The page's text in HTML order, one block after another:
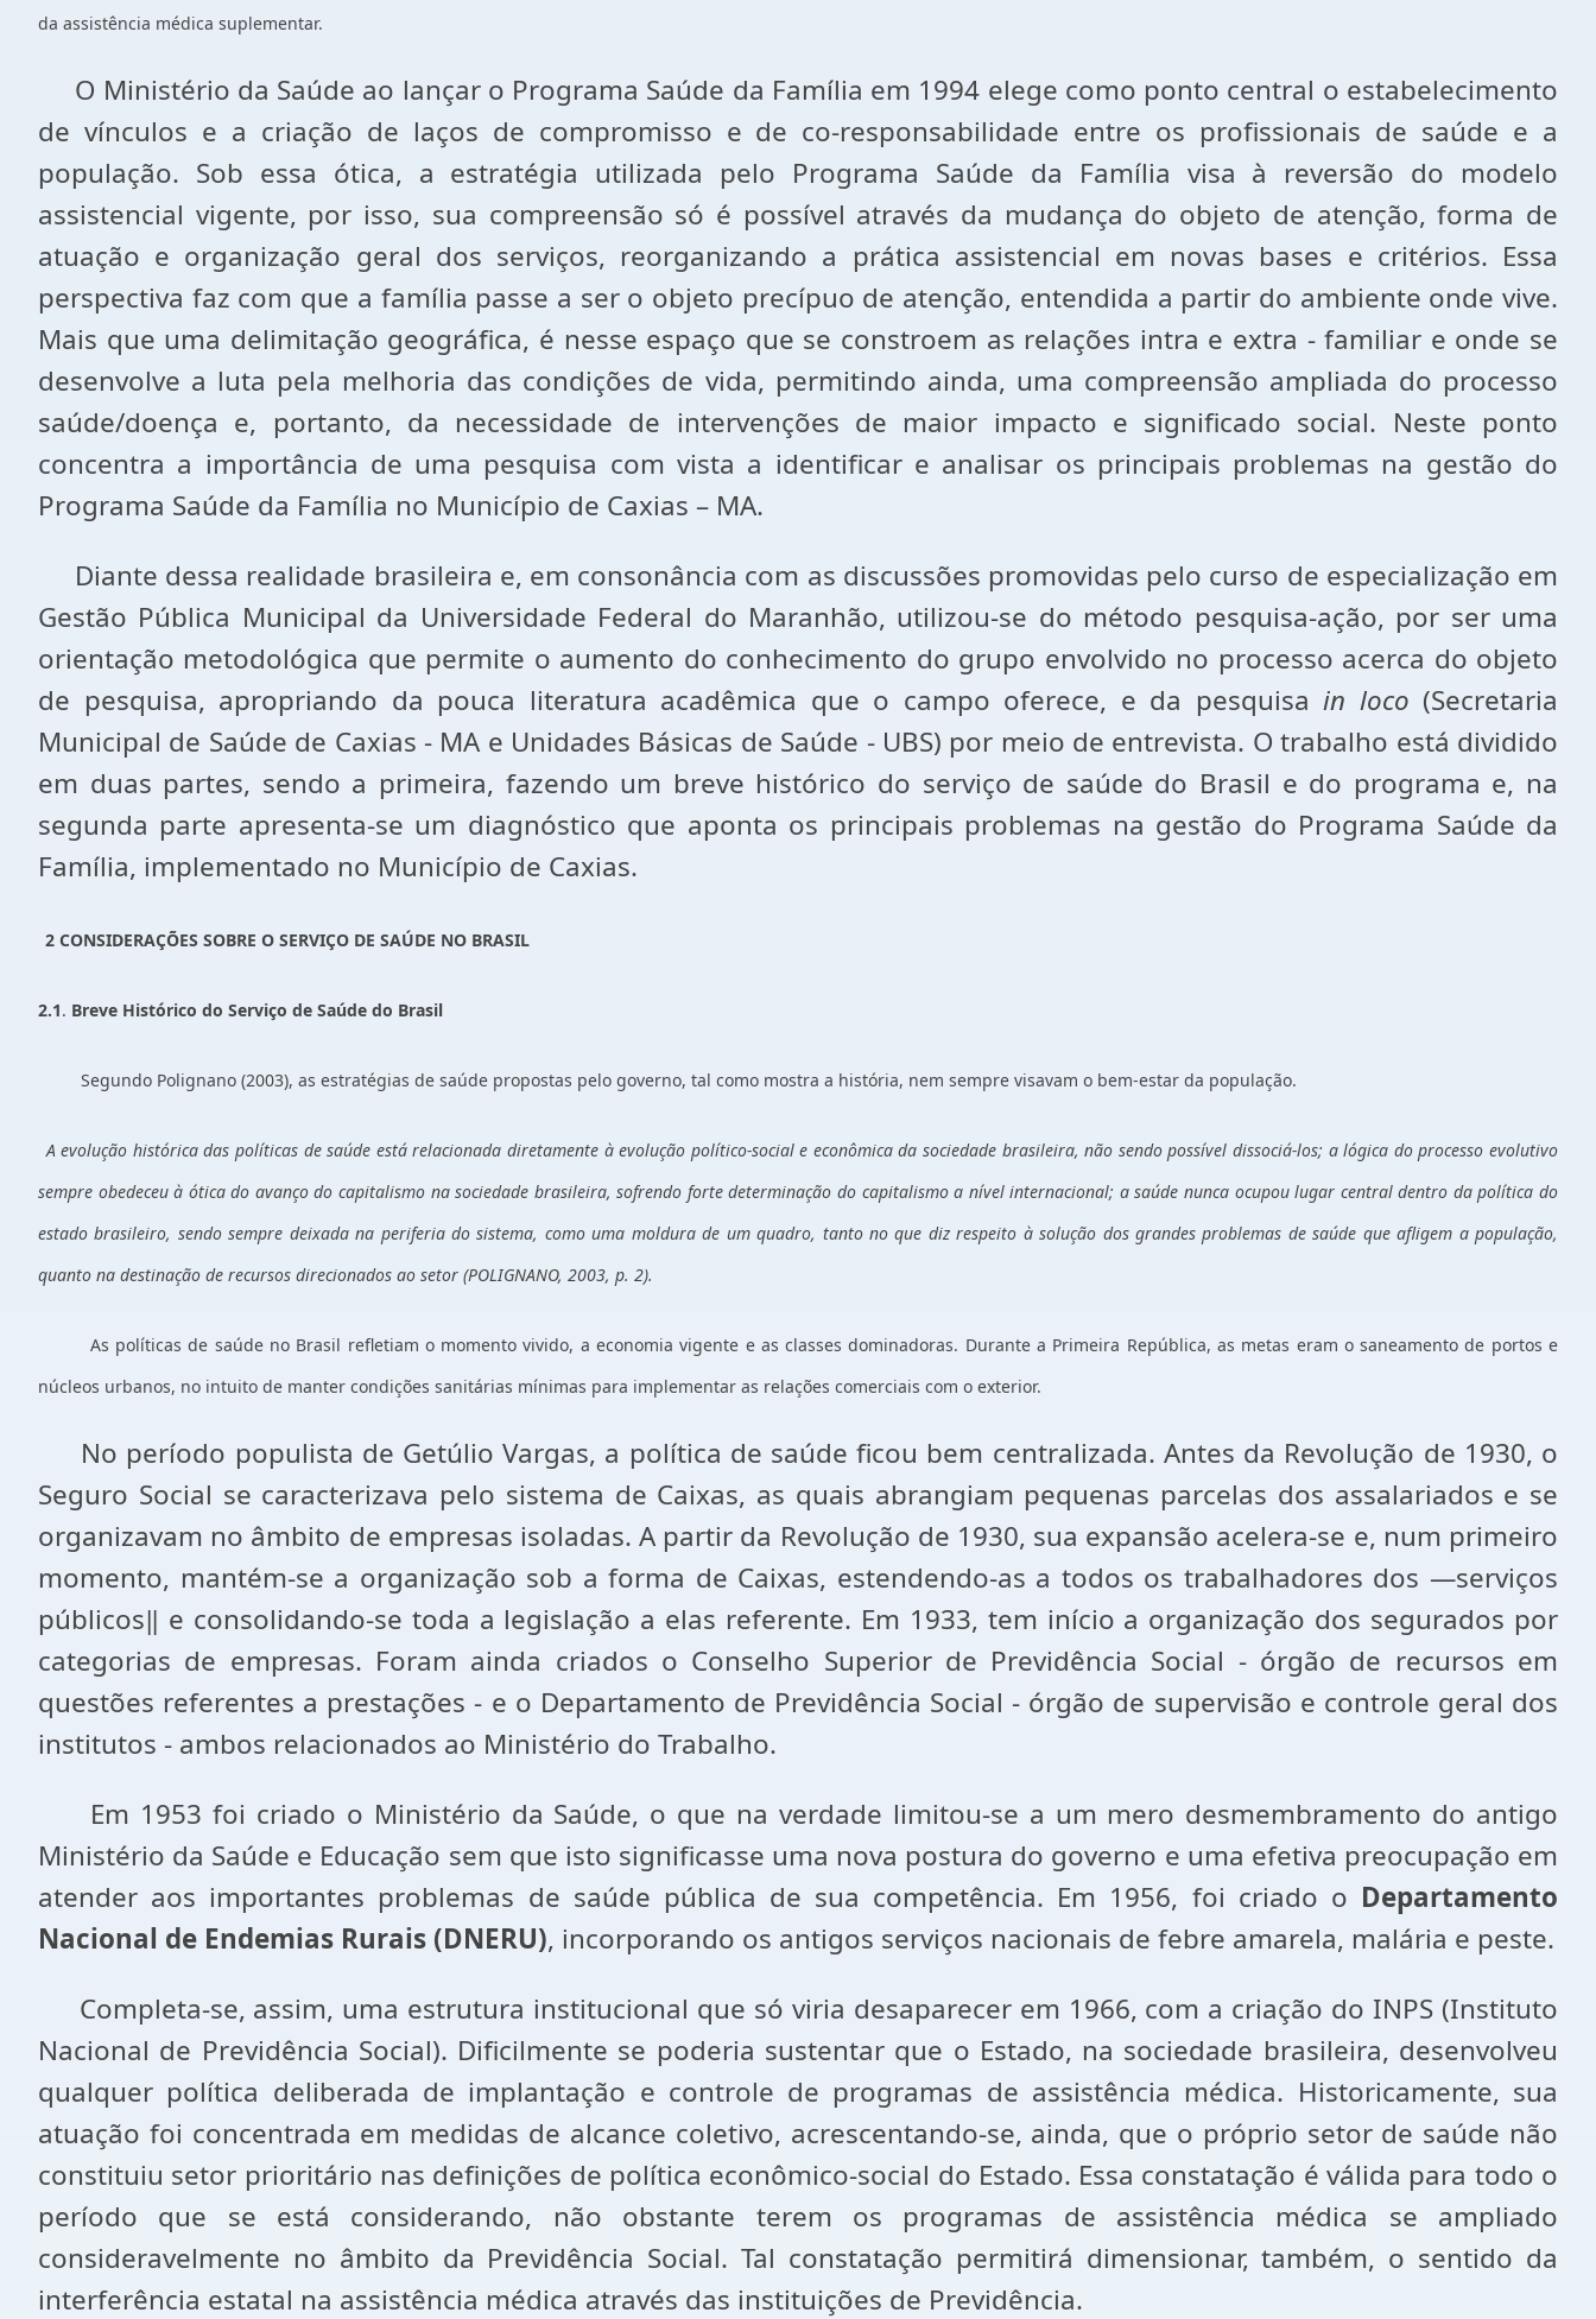
da assistência médica suplementar.
O Ministério da Saúde ao lançar o Programa Saúde da Família em 1994 elege como ponto central o estabelecimento
de vínculos e a criação de laços de compromisso e de co-responsabilidade entre os profissionais de saúde e a
população. Sob essa ótica, a estratégia utilizada pelo Programa Saúde da Família visa à reversão do modelo
assistencial vigente, por isso, sua compreensão só é possível através da mudança do objeto de atenção, forma de
atuação e organização geral dos serviços, reorganizando a prática assistencial em novas bases e critérios. Essa
perspectiva faz com que a família passe a ser o objeto precípuo de atenção, entendida a partir do ambiente onde vive.
Mais que uma delimitação geográfica, é nesse espaço que se constroem as relações intra e extra - familiar e onde se
desenvolve a luta pela melhoria das condições de vida, permitindo ainda, uma compreensão ampliada do processo
saúde/doença e, portanto, da necessidade de intervenções de maior impacto e significado social. Neste ponto
concentra a importância de uma pesquisa com vista a identificar e analisar os principais problemas na gestão do
Programa Saúde da Família no Município de Caxias – MA.
Diante dessa realidade brasileira e, em consonância com as discussões promovidas pelo curso de especialização em
Gestão Pública Municipal da Universidade Federal do Maranhão, utilizou-se do método pesquisa-ação, por ser uma
orientação metodológica que permite o aumento do conhecimento do grupo envolvido no processo acerca do objeto
de pesquisa, apropriando da pouca literatura acadêmica que o campo oferece, e da pesquisa in loco (Secretaria
Municipal de Saúde de Caxias - MA e Unidades Básicas de Saúde - UBS) por meio de entrevista. O trabalho está dividido
em duas partes, sendo a primeira, fazendo um breve histórico do serviço de saúde do Brasil e do programa e, na
segunda parte apresenta-se um diagnóstico que aponta os principais problemas na gestão do Programa Saúde da
Família, implementado no Município de Caxias.
2 CONSIDERAÇÕES SOBRE O SERVIÇO DE SAÚDE NO BRASIL
2.1. Breve Histórico do Serviço de Saúde do Brasil
Segundo Polignano (2003), as estratégias de saúde propostas pelo governo, tal como mostra a história, nem sempre visavam o bem-estar da população.
A evolução histórica das políticas de saúde está relacionada diretamente à evolução político-social e econômica da sociedade brasileira, não sendo possível dissociá-los; a lógica do processo evolutivo
sempre obedeceu à ótica do avanço do capitalismo na sociedade brasileira, sofrendo forte determinação do capitalismo a nível internacional; a saúde nunca ocupou lugar central dentro da política do
estado brasileiro, sendo sempre deixada na periferia do sistema, como uma moldura de um quadro, tanto no que diz respeito à solução dos grandes problemas de saúde que afligem a população,
quanto na destinação de recursos direcionados ao setor (POLIGNANO, 2003, p. 2).
As políticas de saúde no Brasil refletiam o momento vivido, a economia vigente e as classes dominadoras. Durante a Primeira República, as metas eram o saneamento de portos e
núcleos urbanos, no intuito de manter condições sanitárias mínimas para implementar as relações comerciais com o exterior.
No período populista de Getúlio Vargas, a política de saúde ficou bem centralizada. Antes da Revolução de 1930, o
Seguro Social se caracterizava pelo sistema de Caixas, as quais abrangiam pequenas parcelas dos assalariados e se
organizavam no âmbito de empresas isoladas. A partir da Revolução de 1930, sua expansão acelera-se e, num primeiro
momento, mantém-se a organização sob a forma de Caixas, estendendo-as a todos os trabalhadores dos ―serviços
públicos‖ e consolidando-se toda a legislação a elas referente. Em 1933, tem início a organização dos segurados por
categorias de empresas. Foram ainda criados o Conselho Superior de Previdência Social - órgão de recursos em
questões referentes a prestações - e o Departamento de Previdência Social - órgão de supervisão e controle geral dos
institutos - ambos relacionados ao Ministério do Trabalho.
Em 1953 foi criado o Ministério da Saúde, o que na verdade limitou-se a um mero desmembramento do antigo
Ministério da Saúde e Educação sem que isto significasse uma nova postura do governo e uma efetiva preocupação em
atender aos importantes problemas de saúde pública de sua competência. Em 1956, foi criado o Departamento
Nacional de Endemias Rurais (DNERU), incorporando os antigos serviços nacionais de febre amarela, malária e peste.
Completa-se, assim, uma estrutura institucional que só viria desaparecer em 1966, com a criação do INPS (Instituto
Nacional de Previdência Social). Dificilmente se poderia sustentar que o Estado, na sociedade brasileira, desenvolveu
qualquer política deliberada de implantação e controle de programas de assistência médica. Historicamente, sua
atuação foi concentrada em medidas de alcance coletivo, acrescentando-se, ainda, que o próprio setor de saúde não
constituiu setor prioritário nas definições de política econômico-social do Estado. Essa constatação é válida para todo o
período que se está considerando, não obstante terem os programas de assistência médica se ampliado
consideravelmente no âmbito da Previdência Social. Tal constatação permitirá dimensionar, também, o sentido da
interferência estatal na assistência médica através das instituições de Previdência.